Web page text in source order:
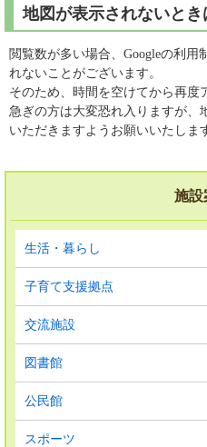
地図が表示されないとき
閲覧数が多い場合、Googleの利用
れないことがございます。
そのため、時間を空けてから再度
急ぎの方は大変恐れ入りますが、
いただきますようお願いいたしま
施設
生活・暮らし
子育て支援拠点
交流施設
図書館
公民館
スポーツ